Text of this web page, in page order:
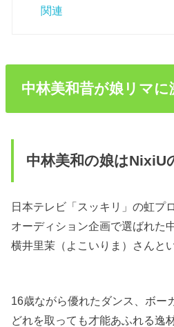
関連
中林美和昔が娘リマに
中林美和の娘はNixiU
日本テレビ「スッキリ」の虹プ
オーディション企画で選ばれた中
横井里茉（よこいりま）さんと
16歳ながら優れたダンス、ボー
どれを取っても才能あふれる逸